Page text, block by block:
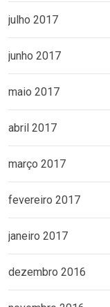
julho 2017
junho 2017
maio 2017
abril 2017
março 2017
fevereiro 2017
janeiro 2017
dezembro 2016